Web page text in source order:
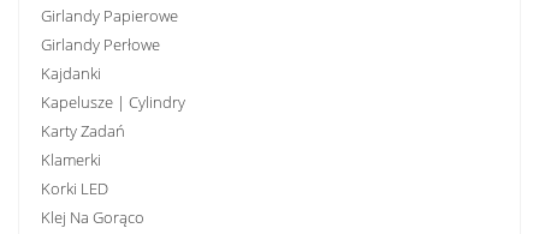
Girlandy Papierowe
Girlandy Perłowe
Kajdanki
Kapelusze | Cylindry
Karty Zadań
Klamerki
Korki LED
Klej Na Gorąco